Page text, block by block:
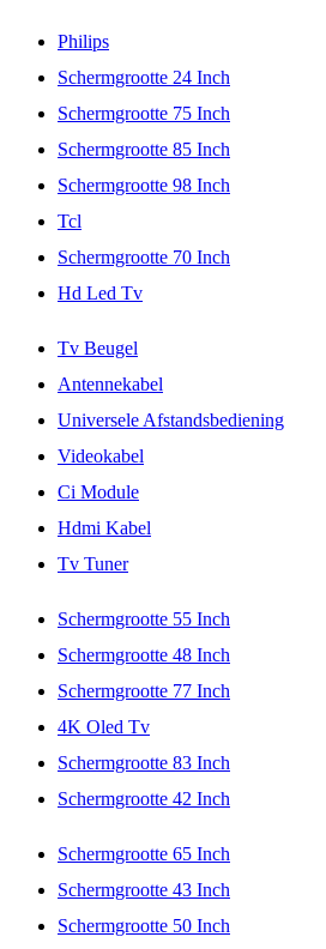
Philips
Schermgrootte 24 Inch
Schermgrootte 75 Inch
Schermgrootte 85 Inch
Schermgrootte 98 Inch
Tcl
Schermgrootte 70 Inch
Hd Led Tv
Tv Beugel
Antennekabel
Universele Afstandsbediening
Videokabel
Ci Module
Hdmi Kabel
Tv Tuner
Schermgrootte 55 Inch
Schermgrootte 48 Inch
Schermgrootte 77 Inch
4K Oled Tv
Schermgrootte 83 Inch
Schermgrootte 42 Inch
Schermgrootte 65 Inch
Schermgrootte 43 Inch
Schermgrootte 50 Inch